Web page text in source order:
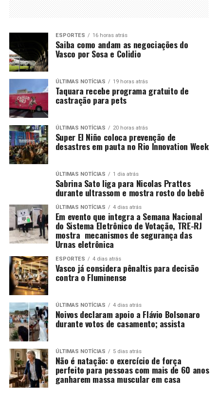
ESPORTES 16 horas atrás
Saiba como andam as negociações do
Vasco por Sosa e Colidio
ÚLTIMAS NOTÍCIAS 19 horas atrás
Taquara recebe programa gratuito de
castração para pets
ÚLTIMAS NOTÍCIAS 20 horas atrás
Super El Niño coloca prevenção de
desastres em pauta no Rio Innovation Week
ÚLTIMAS NOTÍCIAS 1 dia atrás
Sabrina Sato liga para Nicolas Prattes
durante ultrassom e mostra rosto do bebê
ÚLTIMAS NOTÍCIAS 4 dias atrás
Em evento que integra a Semana Nacional
do Sistema Eletrônico de Votação, TRE-RJ
mostra mecanismos de segurança das
Urnas eletrônica
ESPORTES 4 dias atrás
Vasco já considera pênaltis para decisão
contra o Fluminense
ÚLTIMAS NOTÍCIAS 4 dias atrás
Noivos declaram apoio a Flávio Bolsonaro
durante votos de casamento; assista
ÚLTIMAS NOTÍCIAS 5 dias atrás
Não é natação: o exercício de força
perfeito para pessoas com mais de 60 anos
ganharem massa muscular em casa